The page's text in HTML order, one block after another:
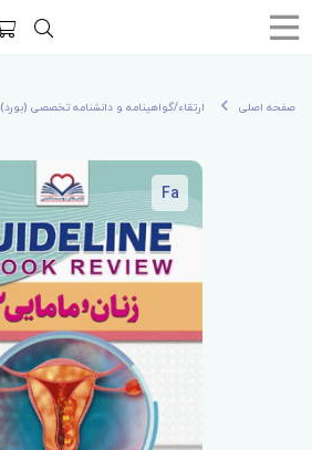
صفحه اصلی ارتقاء/گواهینامه و دانشنامه تخصصی (بورد)
Fa